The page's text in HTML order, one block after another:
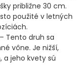
približne 30 cm.
použité v letných
– Tento druh sa
vône. Je nižší,
a jeho kvety sú